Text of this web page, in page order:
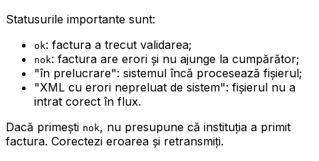
Statusurile importante sunt:
ok: factura a trecut validarea;
nok: factura are erori și nu ajunge la cumpărător;
"în prelucrare": sistemul încă procesează fișierul;
"XML cu erori nepreluat de sistem": fișierul nu a
intrat corect în flux.
Dacă primești nok, nu presupune că instituția a primit
factura. Corectezi eroarea și retransmiți.